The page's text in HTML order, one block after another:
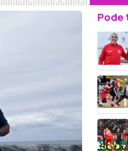
Pode